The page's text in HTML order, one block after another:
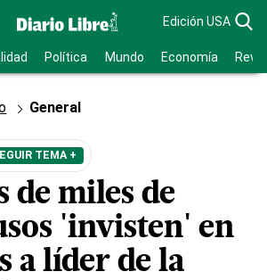
Edición USA
Política Mundo Economía
General
TEMA +
de miles de
'invisten' en
a líder de la